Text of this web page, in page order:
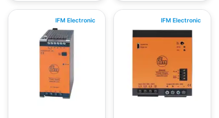
IFM Electronic IFM Electronic